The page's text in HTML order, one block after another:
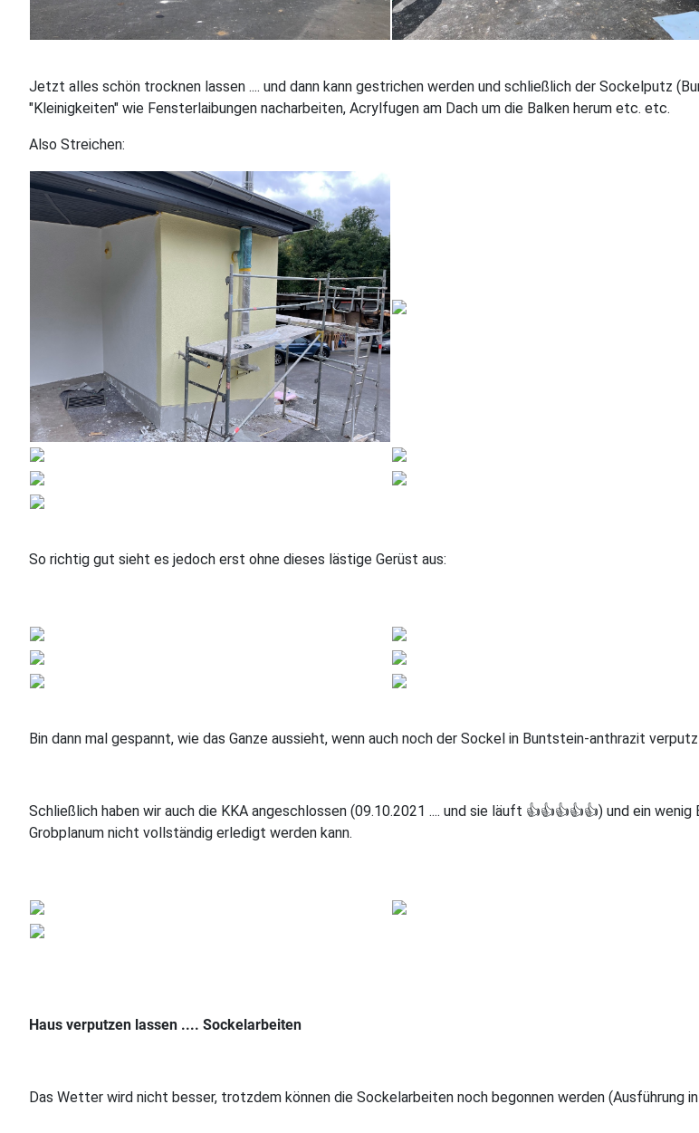
Jetzt alles schön trocknen lassen .... und dann kann gestrichen werden und schließlich der Sockelputz
"Kleinigkeiten" wie Fensterlaibungen nacharbeiten, Acrylfugen am Dach um die Balken herum etc. etc.
Also Streichen:
So richtig gut sieht es jedoch erst ohne dieses lästige Gerüst aus:
Bin dann mal gespannt, wie das Ganze aussieht, wenn auch noch der Sockel in Buntstein-anthrazit
Schließlich haben wir auch die KKA angeschlossen (09.10.2021 .... und sie läuft 👍👍👍👍👍) und ein
Grobplanum nicht vollständig erledigt werden kann.
Haus verputzen lassen .... Sockelarbeiten
Das Wetter wird nicht besser, trotzdem können die Sockelarbeiten noch begonnen werden (Ausführung